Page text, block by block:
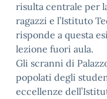
risulta centrale per
ragazzi e l’Istituto
risponde a questa
lezione fuori aula.
Gli scranni di
popolati degli
eccellenze